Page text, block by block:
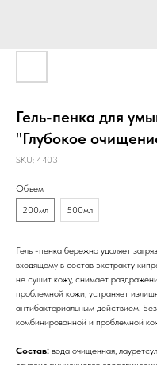
Гель-пенка для
"Глубокое
SKU: 4403
Объем
200мл
500мл
Гель -пенка бережно удаляет
входящему в состав экстракту
не сушит кожу, снимает
проблемной кожи, устраняет
антибактериальным действием.
комбинированной и проблемной
Состав: вода очищенная,